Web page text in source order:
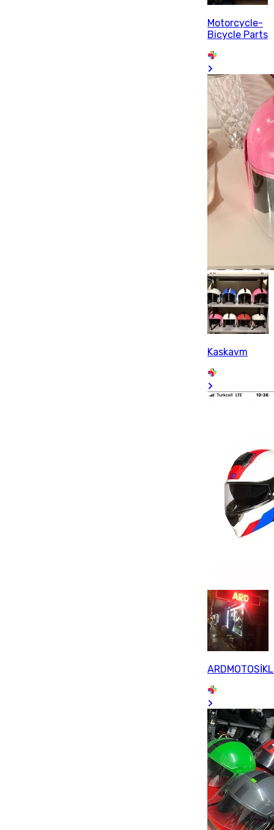
Motorcycle-
Bicycle Parts
Kaskavm